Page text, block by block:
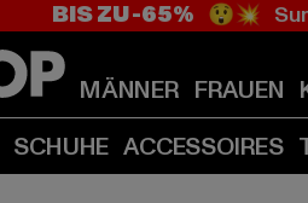
BIS ZU -65% 😲💥
MÄNNER FRAUEN
SCHUHE ACCESSOIRES